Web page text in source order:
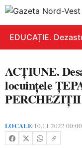
EDUCAȚIE.
ACȚIUNE.
locuințele
LOCALE•10.11.2022 00:00